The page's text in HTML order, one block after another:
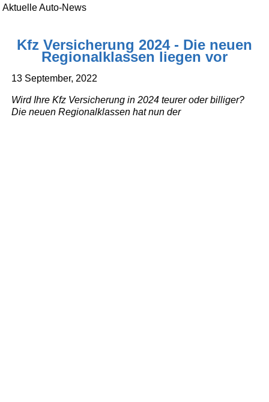
Aktuelle Auto-News
Kfz Versicherung 2024 - Die neuen
Regionalklassen liegen vor
13 September, 2022
Wird Ihre Kfz Versicherung in 2024 teurer oder billiger?
Die neuen Regionalklassen hat nun der